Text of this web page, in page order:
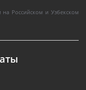
Российском и Узбекском